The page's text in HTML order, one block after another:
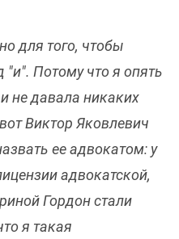
для того, чтобы
"и". Потому что я опять
не давала никаких
Виктор Яковлевич
ее адвокатом: у
адвокатской,
Гордон стали
я такая